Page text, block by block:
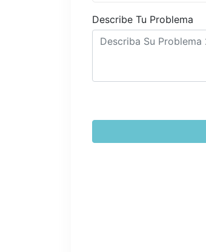
Describe Tu Problema